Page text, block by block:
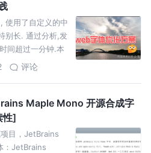
使用了自定义的中
别长. 通过分析,发
间超过一分钟.本
评论
Maple Mono 开源合成字
性]
目，JetBrains
：JetBrains